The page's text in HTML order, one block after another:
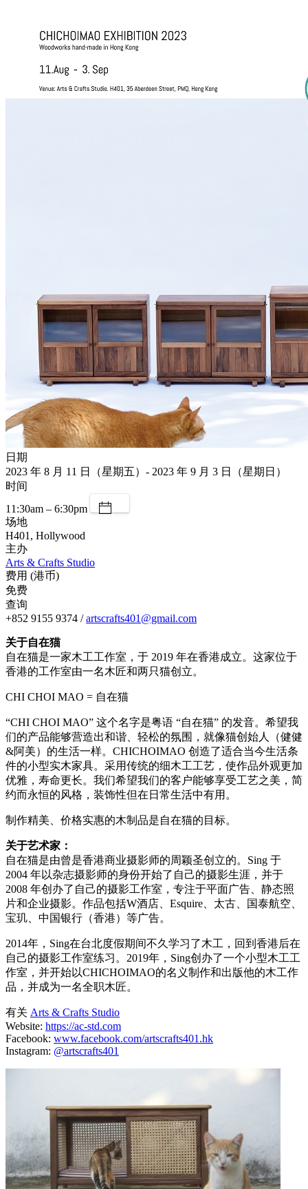
日期
2023 年 8 月 11 日（星期五）- 2023 年 9 月 3 日（星期日）
时间
11:30am – 6:30pm
场地
H401, Hollywood
主办
Arts & Crafts Studio
费用 (港币)
免费
查询
+852 9155 9374 /artscrafts401@gmail.com
关于自在猫
自在猫是一家木工工作室，于 2019 年在香港成立。这家位于
香港的工作室由一名木匠和两只猫创立。
CHI CHOI MAO = 自在猫
“CHI CHOI MAO” 这个名字是粤语 “自在猫” 的发音。希望我
们的产品能够营造出和谐、轻松的氛围，就像猫创始人（健健
&阿美）的生活一样。CHICHOIMAO 创造了适合当今生活条
件的小型实木家具。采用传统的细木工工艺，使作品外观更加
优雅，寿命更长。我们希望我们的客户能够享受工艺之美，简
约而永恒的风格，装饰性但在日常生活中有用。
制作精美、价格实惠的木制品是自在猫的目标。
关于艺术家：
自在猫是由曾是香港商业摄影师的周颖圣创立的。Sing 于
2004 年以杂志摄影师的身份开始了自己的摄影生涯，并于
2008 年创办了自己的摄影工作室，专注于平面广告、静态照
片和企业摄影。作品包括W酒店、Esquire、太古、国泰航空、
宝玑、中国银行（香港）等广告。
2014年，Sing在台北度假期间不久学习了木工，回到香港后在
自己的摄影工作室练习。2019年，Sing创办了一个小型木工工
作室，并开始以CHICHOIMAO的名义制作和出版他的木工作
品，并成为一名全职木匠。
有关 Arts & Crafts Studio
Website: https://ac-std.com
Facebook: www.facebook.com/artscrafts401.hk
Instagram: @artscrafts401